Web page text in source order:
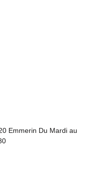
Emmerin Du Mardi au